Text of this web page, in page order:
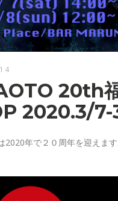
20th
2020.3/
2020年で２０周年を迎えます